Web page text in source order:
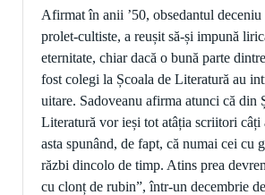
Afirmat în anii ’50, obsedantul
prolet-cultiste, a reușit să-și impună
eternitate, chiar dacă o bună parte
fost colegi la Școala de Literatură au
uitare. Sadoveanu afirma atunci că din
Literatură vor ieși tot atâția scriitori câți
asta spunând, de fapt, că numai cei cu
răzbi dincolo de timp. Atins prea
cu clonț de rubin”, într-un decembrie